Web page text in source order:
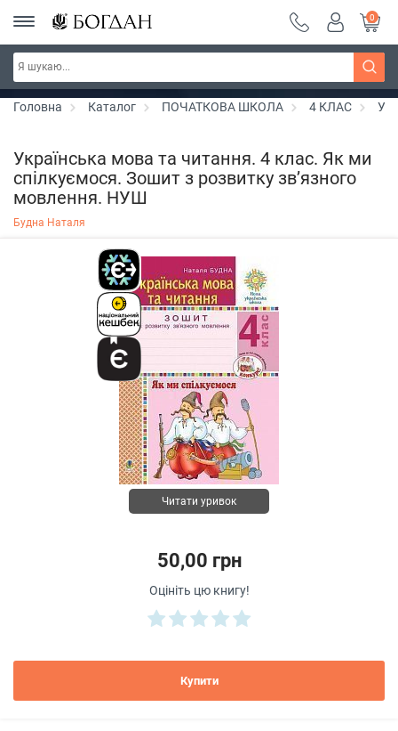
РОЗПРОДАЖ ~ 150 грн ~ 200 грн ~ 250 грн ~
300 грн ~ РОЗПРОДАЖ
Дізнатись більше
0
Головна Каталог ПОЧАТКОВА ШКОЛА 4 КЛАС
Українська мова та читання. 4 клас. Як ми
спілкуємося. Зошит з розвитку зв’язного
мовлення. НУШ
Будна Наталя
Читати уривок
50,00 грн
Оцініть цю книгу!
Купити